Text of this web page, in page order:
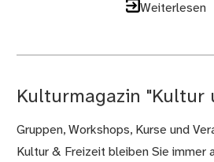
Weiterlesen
Kulturmagazin "Kultur
Gruppen, Workshops, Kurse und
Kultur & Freizeit bleiben Sie immer